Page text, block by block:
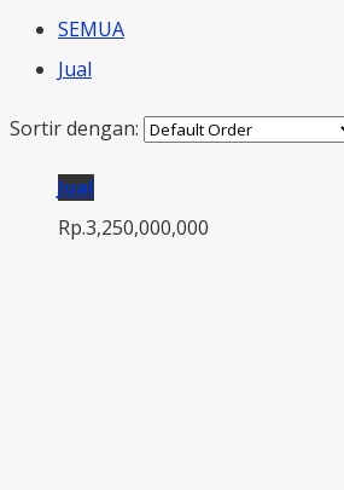
SEMUA
Jual
Sortir dengan:
Jual
Rp.3,250,000,000